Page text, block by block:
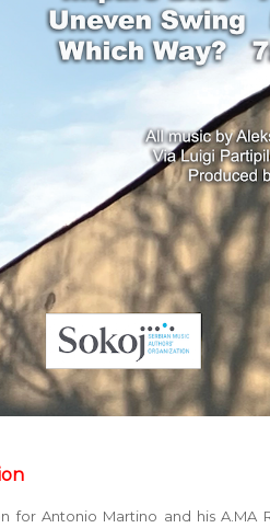
for Antonio Martino and his A.MA